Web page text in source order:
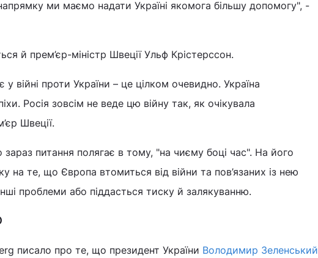
ми маємо надати Україні якомога більшу допомогу", -
й прем’єр-міністр Швеції Ульф Крістерссон.
у війні проти України – це цілком очевидно. Україна
Росія зовсім не веде цю війну так, як очікувала
Швеції.
зараз питання полягає в тому, "на чиєму боці час". На його
на те, що Європа втомиться від війни та пов’язаних із нею
проблеми або піддасться тиску й залякуванню.
писало про те, що президент України Володимир Зеленський